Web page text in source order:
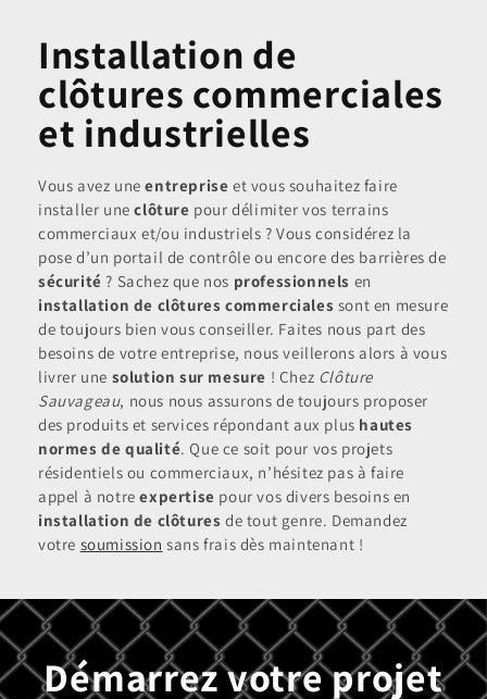
Installation de
clôtures commerciales
et industrielles
Vous avez uneentreprise et vous souhaitez faire
installer uneclôture pour délimiter vos terrains
commerciaux et/ou industriels ? Vous considérez la
pose d’un portail de contrôle ou encore des barrières de
sécurité ? Sachez que nos professionnels en
installation de clôtures commerciales sont en mesure
de toujours bien vous conseiller. Faites nous part des
besoins de votre entreprise, nous veillerons alors à vous
livrer une solution sur mesure ! Chez Clôture
Sauvageau, nous nous assurons de toujours proposer
des produits et services répondant aux plus hautes
normes de qualité. Que ce soit pour vos projets
résidentiels ou commerciaux, n’hésitez pas à faire
appel à notreexpertise pour vos divers besoins en
installation de clôtures de tout genre. Demandez
votre soumission sans frais dès maintenant !
Démarrez votre projet